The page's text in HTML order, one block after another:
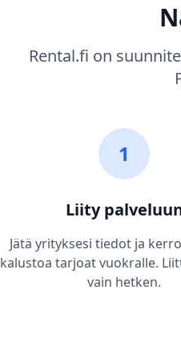
Rental.fi on
1
Liity
Jätä yrityksesi tiedot ja
kalustoa tarjoat vuokralle.
vain hetken.